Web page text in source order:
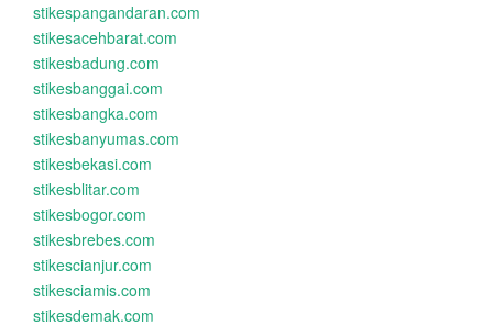
stikespangandaran.com
stikesacehbarat.com
stikesbadung.com
stikesbanggai.com
stikesbangka.com
stikesbanyumas.com
stikesbekasi.com
stikesblitar.com
stikesbogor.com
stikesbrebes.com
stikescianjur.com
stikesciamis.com
stikesdemak.com